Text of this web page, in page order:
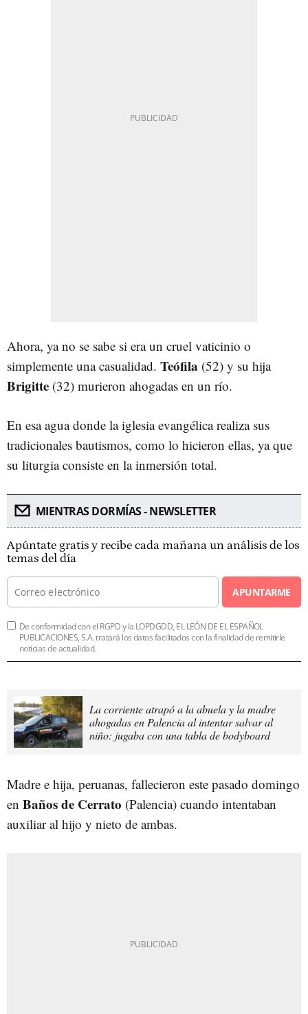
Ahora, ya no se sabe si era un cruel vaticinio o
simplemente una casualidad. Teófila (52) y su hija
Brigitte (32) murieron ahogadas en un río.
En esa agua donde la iglesia evangélica realiza sus
tradicionales bautismos, como lo hicieron ellas, ya que
su liturgia consiste en la inmersión total.
MIENTRAS DORMÍAS - NEWSLETTER
Apúntate gratis y recibe cada mañana un análisis de los
temas del día
APUNTARME
De conformidad con el RGPD y la LOPDGDD, EL LEÓN DE EL ESPAÑOL
PUBLICACIONES, S.A. tratará los datos facilitados con la finalidad de remitirle
noticias de actualidad.
La corriente atrapó a la abuela y la madre
ahogadas en Palencia al intentar salvar al
niño: jugaba con una tabla de bodyboard
Madre e hija, peruanas, fallecieron este pasado domingo
en Baños de Cerrato (Palencia) cuando intentaban
auxiliar al hijo y nieto de ambas.